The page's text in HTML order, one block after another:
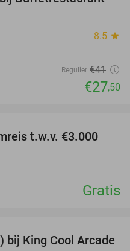
8.5 star
Regulier €41
€27,50
t.w.v. €3.000
Gratis
34%
bij King Cool Arcade